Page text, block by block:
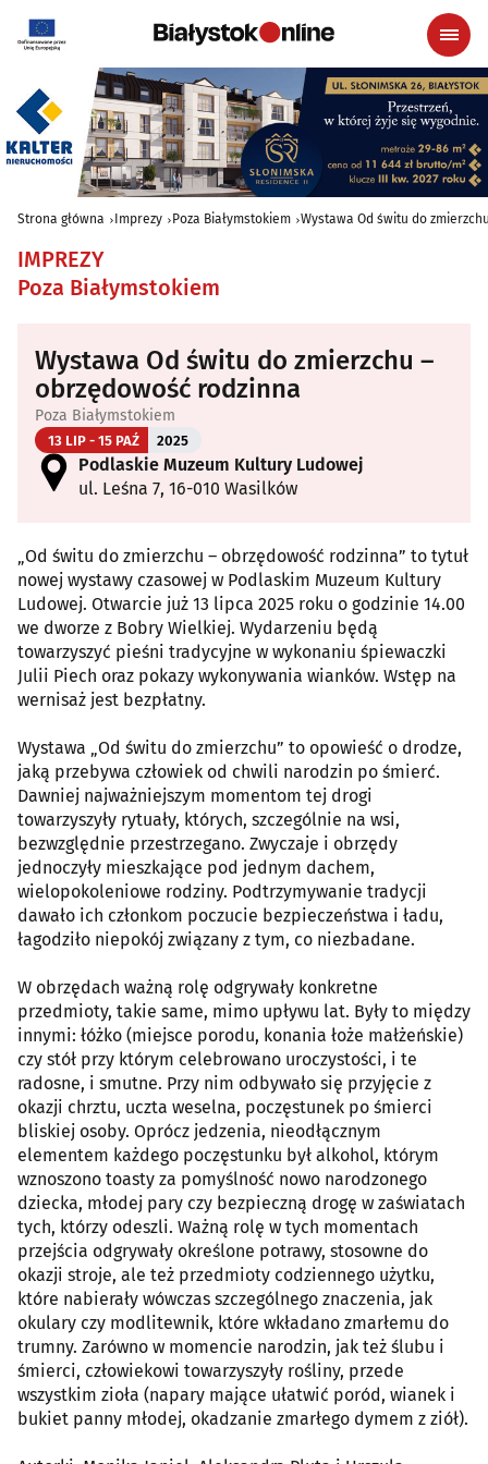
Strona główna Imprezy Poza Białymstokiem Wystawa Od świtu do
IMPREZY
Poza Białymstokiem
Wystawa Od świtu do zmierzchu –
obrzędowość rodzinna
Poza Białymstokiem
13 LIP - 15 PAŹ 2025
Podlaskie Muzeum Kultury Ludowej
ul. Leśna 7, 16-010 Wasilków
„Od świtu do zmierzchu – obrzędowość rodzinna” to tytuł
nowej wystawy czasowej w Podlaskim Muzeum Kultury
Ludowej. Otwarcie już 13 lipca 2025 roku o godzinie 14.00
we dworze z Bobry Wielkiej. Wydarzeniu będą
towarzyszyć pieśni tradycyjne w wykonaniu śpiewaczki
Julii Piech oraz pokazy wykonywania wianków. Wstęp na
wernisaż jest bezpłatny.
Wystawa „Od świtu do zmierzchu” to opowieść o drodze,
jaką przebywa człowiek od chwili narodzin po śmierć.
Dawniej najważniejszym momentom tej drogi
towarzyszyły rytuały, których, szczególnie na wsi,
bezwzględnie przestrzegano. Zwyczaje i obrzędy
jednoczyły mieszkające pod jednym dachem,
wielopokoleniowe rodziny. Podtrzymywanie tradycji
dawało ich członkom poczucie bezpieczeństwa i ładu,
łagodziło niepokój związany z tym, co niezbadane.
W obrzędach ważną rolę odgrywały konkretne
przedmioty, takie same, mimo upływu lat. Były to między
innymi: łóżko (miejsce porodu, konania łoże małżeńskie)
czy stół przy którym celebrowano uroczystości, i te
radosne, i smutne. Przy nim odbywało się przyjęcie z
okazji chrztu, uczta weselna, poczęstunek po śmierci
bliskiej osoby. Oprócz jedzenia, nieodłącznym
elementem każdego poczęstunku był alkohol, którym
wznoszono toasty za pomyślność nowo narodzonego
dziecka, młodej pary czy bezpieczną drogę w zaświatach
tych, którzy odeszli. Ważną rolę w tych momentach
przejścia odgrywały określone potrawy, stosowne do
okazji stroje, ale też przedmioty codziennego użytku,
które nabierały wówczas szczególnego znaczenia, jak
okulary czy modlitewnik, które wkładano zmarłemu do
trumny. Zarówno w momencie narodzin, jak też ślubu i
śmierci, człowiekowi towarzyszyły rośliny, przede
wszystkim zioła (napary mające ułatwić poród, wianek i
bukiet panny młodej, okadzanie zmarłego dymem z ziół).